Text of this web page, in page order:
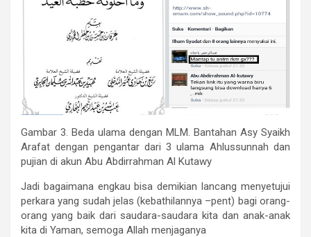
Gambar 3. Beda ulama dengan MLM. Bantahan Asy Syaikh
Arafat dengan pengantar dari 3 ulama Ahlussunnah dan
pujian di akun Abu Abdirrahman Al Kutawy
Jadi bagaimana engkau bisa demikian lancang menyetujui
perkara yang sudah jelas (kebathilannya –pent) bagi orang-
orang yang baik dari saudara-saudara kita dan anak-anak
kita di Yaman, semoga Allah menjaganya